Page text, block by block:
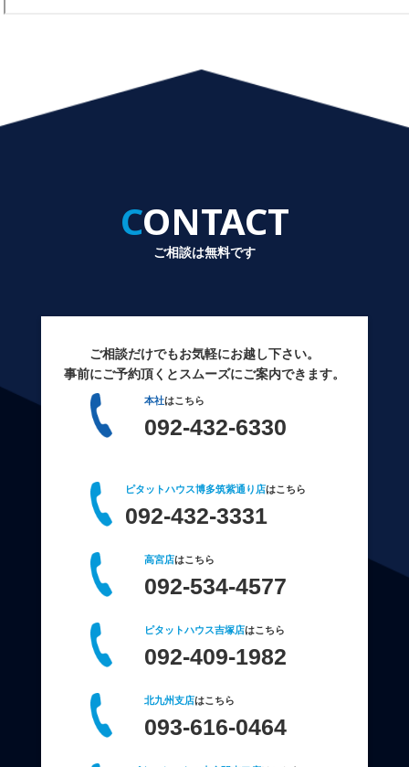
CONTACT
ご相談は無料です
ご相談だけでもお気軽にお越し下さい。
事前にご予約頂くとスムーズにご案内できます。
本社はこちら
092-432-6330
ピタットハウス博多筑紫通り店はこちら
092-432-3331
高宮店はこちら
092-534-4577
ピタットハウス吉塚店はこちら
092-409-1982
北九州支店はこちら
093-616-0464